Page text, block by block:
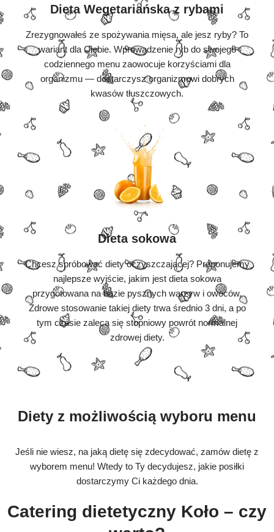
Dieta Wegetariańska z rybami
Zrezygnowałeś ze spożywania mięsa, ale jesz ryby? To
wariant dla Ciebie. Wprowadzenie ryb do swojego
codziennego menu zaowocuje korzyściami dla
organizmu — dostarczysz organizmowi dobrych
kwasów tłuszczowych.
Dieta sokowa
Chcesz spróbować diety oczyszczającej? Proponujemy
najlepsze wyjście, jakim jest dieta sokowa
przygotowana na bazie pysznych warzyw i owoców.
Zdrowe stosowanie takiej diety trwa średnio 3 dni, a po
tym czasie zaleca się stopniowy powrót normalnej
zdrowej diety.
Diety z możliwością wyboru menu
Jeśli nie wiesz, na jaką dietę się zdecydować, zamów dietę z
wyborem menu! Wtedy to Ty decydujesz, jakie posiłki
dostarczymy Ci każdego dnia.
Catering dietetyczny Koło – czy